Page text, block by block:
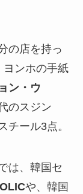
の店を持っ
ヨンホの手紙
ン・ウ
のスジン
チール3点。
は、韓国セ
や、韓国